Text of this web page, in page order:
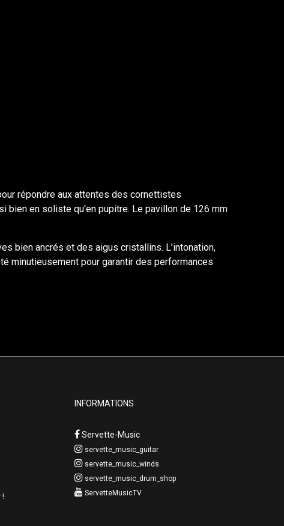
répondre aux attentes des cornettistes
bien en soliste qu'en pupitre. Le pavillon de 126 mm
bien ancrés et des aigus cristallins. L’intonation,
minutieusement pour garantir des performances
!
INFORMATIONS
Servette-Music
servette_music_guitar
servette_music_winds
servette_music_drum_shop
ServetteMusicTV